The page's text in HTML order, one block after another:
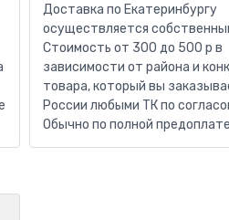
Доставка по Екатеринбургу
осуществляется
Стоимость от 300 до 500 р в
зависимости от района и
товара, который вы
России любыми ТК по
Обычно по полной